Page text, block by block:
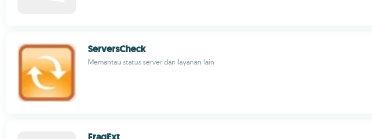
ServersCheck
Memantau status server dan layanan lain